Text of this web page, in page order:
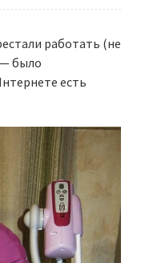
работать (не
было
есть